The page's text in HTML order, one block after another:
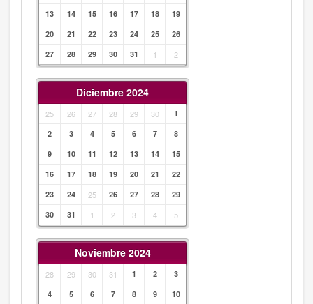
13
14 15 16 17 18
19
20
21 22 23 24 25
26
27
28 29 30 31 1 2
Diciembre 2024
25 26 27 28 29 30
1
2
3 4 5 6 7
8
9
10 11 12 13 14
15
16
17 18 19 20 21
22
23
24 25 26 27 28
29
30
31 1 2 3 4 5
Noviembre 2024
28 29 30 31 1 2
3
4
5 6 7 8 9
10